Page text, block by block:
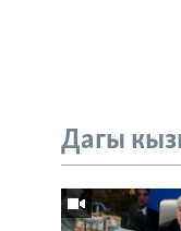
Дагы